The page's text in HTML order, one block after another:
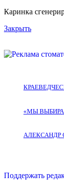
Каринка
Закрыть
«МЫ
АЛЕКСАНДР
Поддержать